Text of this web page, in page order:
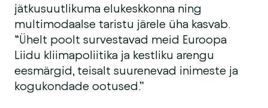
jätkusuutlikuma elukeskkonna ning
multimodaalse taristu järele üha kasvab.
“Ühelt poolt survestavad meid Euroopa
Liidu kliimapoliitika ja kestliku arengu
eesmärgid, teisalt suurenevad inimeste ja
kogukondade ootused.”